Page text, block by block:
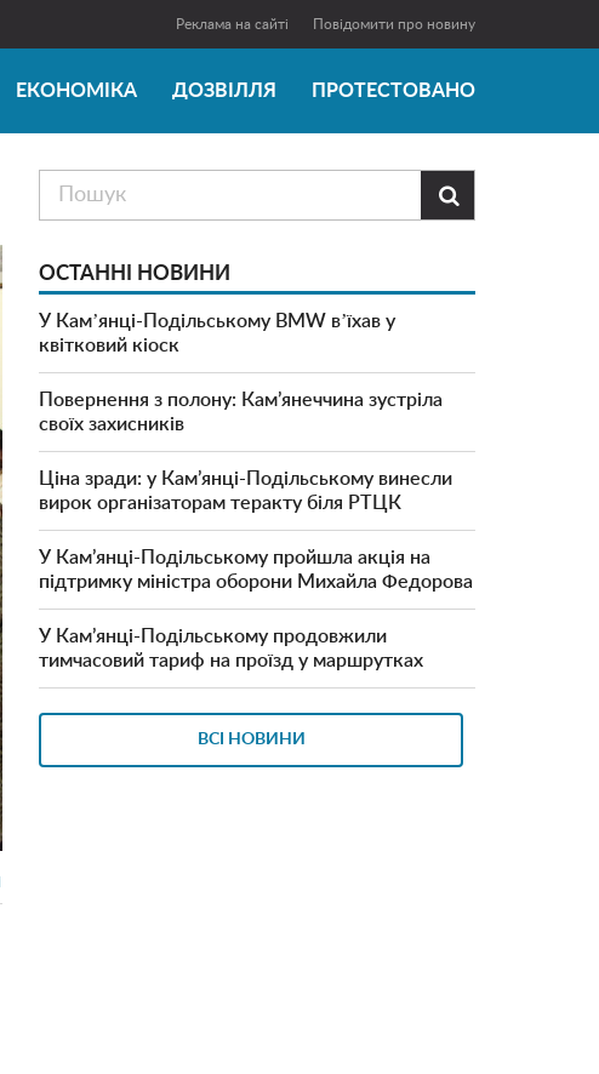
Реклама на сайті Повідомити про новину
ЕКОНОМІКА ДОЗВІЛЛЯ ПРОТЕСТОВАНО

ОСТАННІ НОВИНИ
У Камʼянці-Подільському BMW вʼїхав у
квітковий кіоск
Повернення з полону: Кам’янеччина зустріла
своїх захисників
Ціна зради: у Кам’янці-Подільському винесли
вирок організаторам теракту біля РТЦК
У Кам’янці-Подільському пройшла акція на
підтримку міністра оборони Михайла Федорова
У Кам’янці-Подільському продовжили
тимчасовий тариф на проїзд у маршрутках
ВСІ НОВИНИ